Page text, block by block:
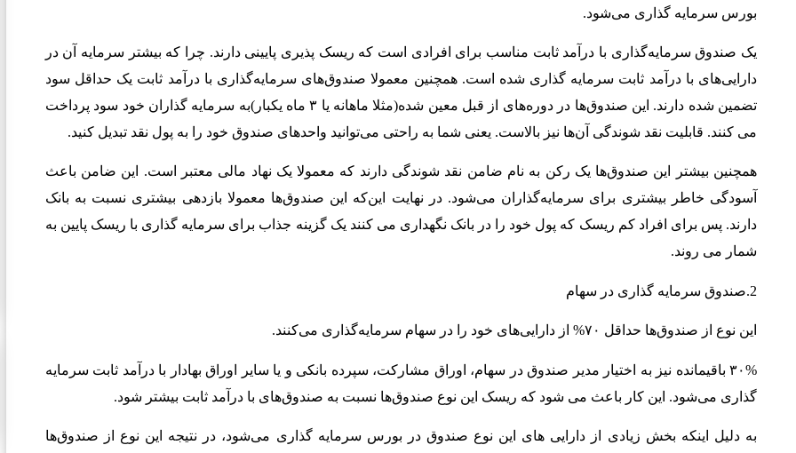
بورس سرمایه گذاری می‌شود.
یک صندوق سرمایه‌گذاری با درآمد ثابت مناسب برای افرادی است که ریسک پذیری پایینی دارند. چرا که بیشتر سرمایه آن در
دارایی‌های با درآمد ثابت سرمایه گذاری شده است. همچنین معمولا صندوق‌های سرمایه‌گذاری با درآمد ثابت یک حداقل سود
تضمین شده دارند. این صندوق‌ها در دوره‌های از قبل معین شده(مثلا ماهانه یا ۳ ماه یکبار)به سرمایه گذاران خود سود پرداخت
می کنند. قابلیت نقد شوندگی آن‌ها نیز بالاست. یعنی شما به راحتی می‌توانید واحدهای صندوق خود را به پول نقد تبدیل کنید.
همچنین بیشتر این صندوق‌ها یک رکن به نام ضامن نقد شوندگی دارند که معمولا یک نهاد مالی معتبر است. این ضامن باعث
آسودگی خاطر بیشتری برای سرمایه‌گذاران می‌شود. در نهایت این‌که این صندوق‌ها معمولا بازدهی بیشتری نسبت به بانک
دارند. پس برای افراد کم ریسک که پول خود را در بانک نگهداری می کنند یک گزینه جذاب برای سرمایه گذاری با ریسک پایین به
شمار می روند.
2.صندوق سرمایه گذاری در سهام
این نوع از صندوق‌ها حداقل ۷۰% از دارایی‌های خود را در سهام سرمایه‌گذاری می‌کنند.
۳۰% باقیمانده نیز به اختیار مدیر صندوق در سهام، اوراق مشارکت، سپرده بانکی و یا سایر اوراق بهادار با درآمد ثابت سرمایه
گذاری می‌شود. این کار باعث می شود که ریسک این نوع صندوق‌ها نسبت به صندوق‌های با درآمد ثابت بیشتر شود.
به دلیل اینکه بخش زیادی از دارایی های این نوع صندوق در بورس سرمایه گذاری می‌شود، در نتیجه این نوع از صندوق‌‎ها